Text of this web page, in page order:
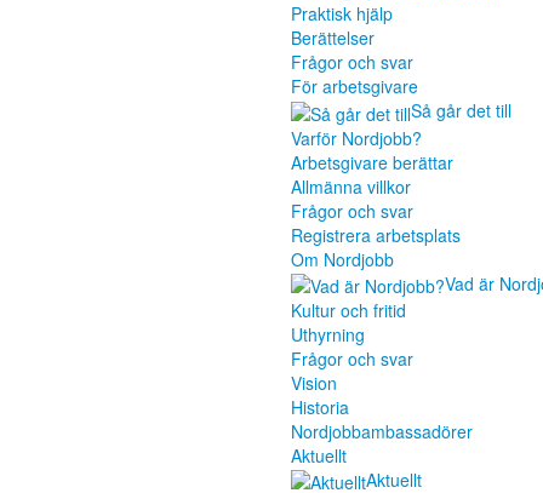
Praktisk hjälp
Berättelser
Frågor och svar
För arbetsgivare
Så går det till
Varför Nordjobb?
Arbetsgivare berättar
Allmänna villkor
Frågor och svar
Registrera arbetsplats
Om Nordjobb
Vad är
Kultur och fritid
Uthyrning
Frågor och svar
Vision
Historia
Nordjobbambassadörer
Aktuellt
Aktuellt